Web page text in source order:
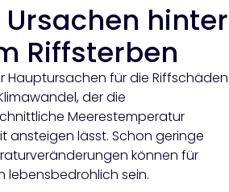
Ursachen hinter
Riffsterben
Hauptursachen für die Riffschäden
der die
Meerestemperatur
ansteigen lässt. Schon geringe
können für
lebensbedrohlich sein.